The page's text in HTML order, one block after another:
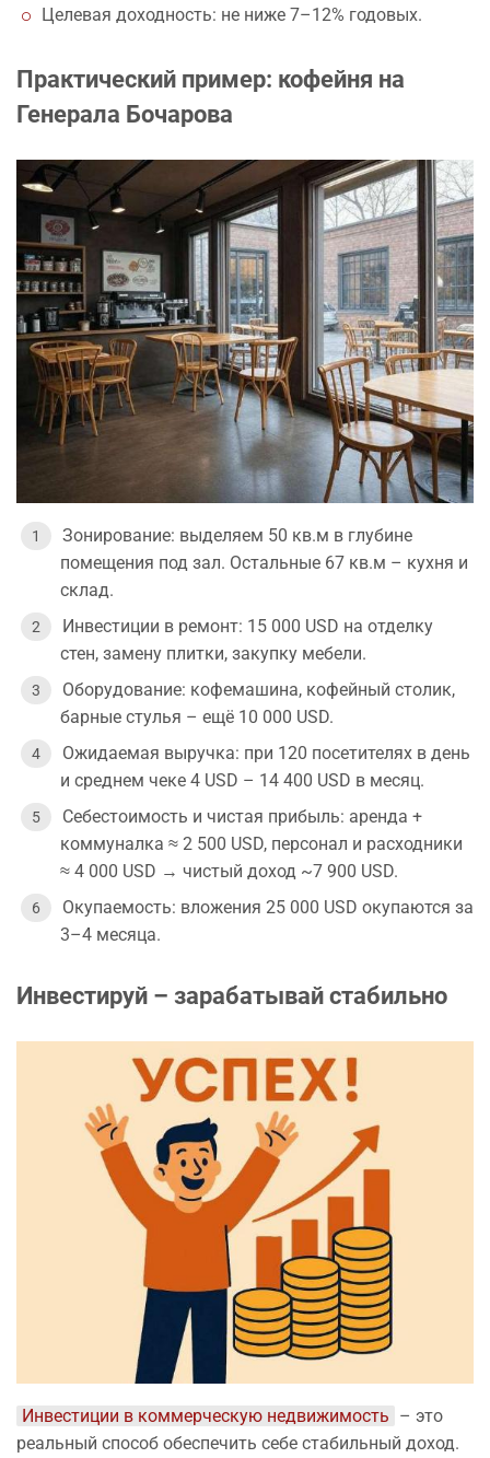
Целевая доходность: не ниже 7–12% годовых.
Практический пример: кофейня на
Генерала Бочарова
Зонирование: выделяем 50 кв.м в глубине
помещения под зал. Остальные 67 кв.м – кухня и
склад.
Инвестиции в ремонт: 15 000 USD на отделку
стен, замену плитки, закупку мебели.
Оборудование: кофемашина, кофейный столик,
барные стулья – ещё 10 000 USD.
Ожидаемая выручка: при 120 посетителях в день
и среднем чеке 4 USD – 14 400 USD в месяц.
Себестоимость и чистая прибыль: аренда +
коммуналка ≈ 2 500 USD, персонал и расходники
≈ 4 000 USD → чистый доход ~7 900 USD.
Окупаемость: вложения 25 000 USD окупаются за
3–4 месяца.
Инвестируй – зарабатывай стабильно
Инвестиции в коммерческую недвижимость – это
реальный способ обеспечить себе стабильный доход.